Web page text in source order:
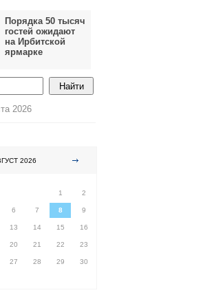
Порядка 50 тысяч
гостей ожидают
на Ирбитской
ярмарке
2026
2026
1
2
6 7 8 9
13 14 15 16
20 21 22 23
27 28 29 30